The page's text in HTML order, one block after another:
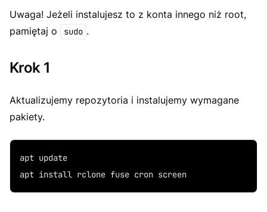
Uwaga! Jeżeli instalujesz to z konta innego niż root,
pamiętaj o
sudo .
Krok 1
Aktualizujemy repozytoria i instalujemy wymagane
pakiety.
apt update
apt install rclone fuse cron screen